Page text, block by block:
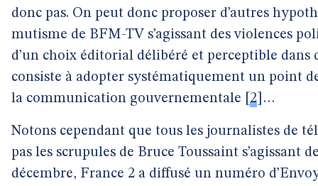
donc pas. On peut donc proposer d’autres
mutisme de BFM-TV s’agissant des violences
d’un choix éditorial délibéré et perceptible dans
consiste à adopter systématiquement un point
la communication gouvernementale
2 …
Notons cependant que tous les journalistes de
pas les scrupules de Bruce Toussaint s’agissant
décembre, France 2 a diffusé un numéro